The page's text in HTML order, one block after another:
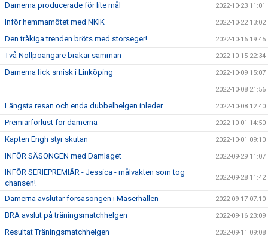
Damerna producerade för lite mål 2022-10-23 11:01
Inför hemmamötet med NKIK 2022-10-22 13:02
Den tråkiga trenden bröts med storseger! 2022-10-16 19:45
Två Nollpoängare brakar samman 2022-10-15 22:34
Damerna fick smisk i Linköping 2022-10-09 15:07
2022-10-08 21:56
Längsta resan och enda dubbelhelgen inleder 2022-10-08 12:40
Premiärförlust för damerna 2022-10-01 14:50
Kapten Engh styr skutan 2022-10-01 09:10
INFÖR SÄSONGEN med Damlaget 2022-09-29 11:07
INFÖR SERIEPREMIÄR - Jessica - målvakten som tog
chansen!
2022-09-28 11:42
Damerna avslutar försäsongen i Maserhallen 2022-09-17 07:10
BRA avslut på träningsmatchhelgen 2022-09-16 23:09
Resultat Träningsmatchhelgen 2022-09-11 09:08